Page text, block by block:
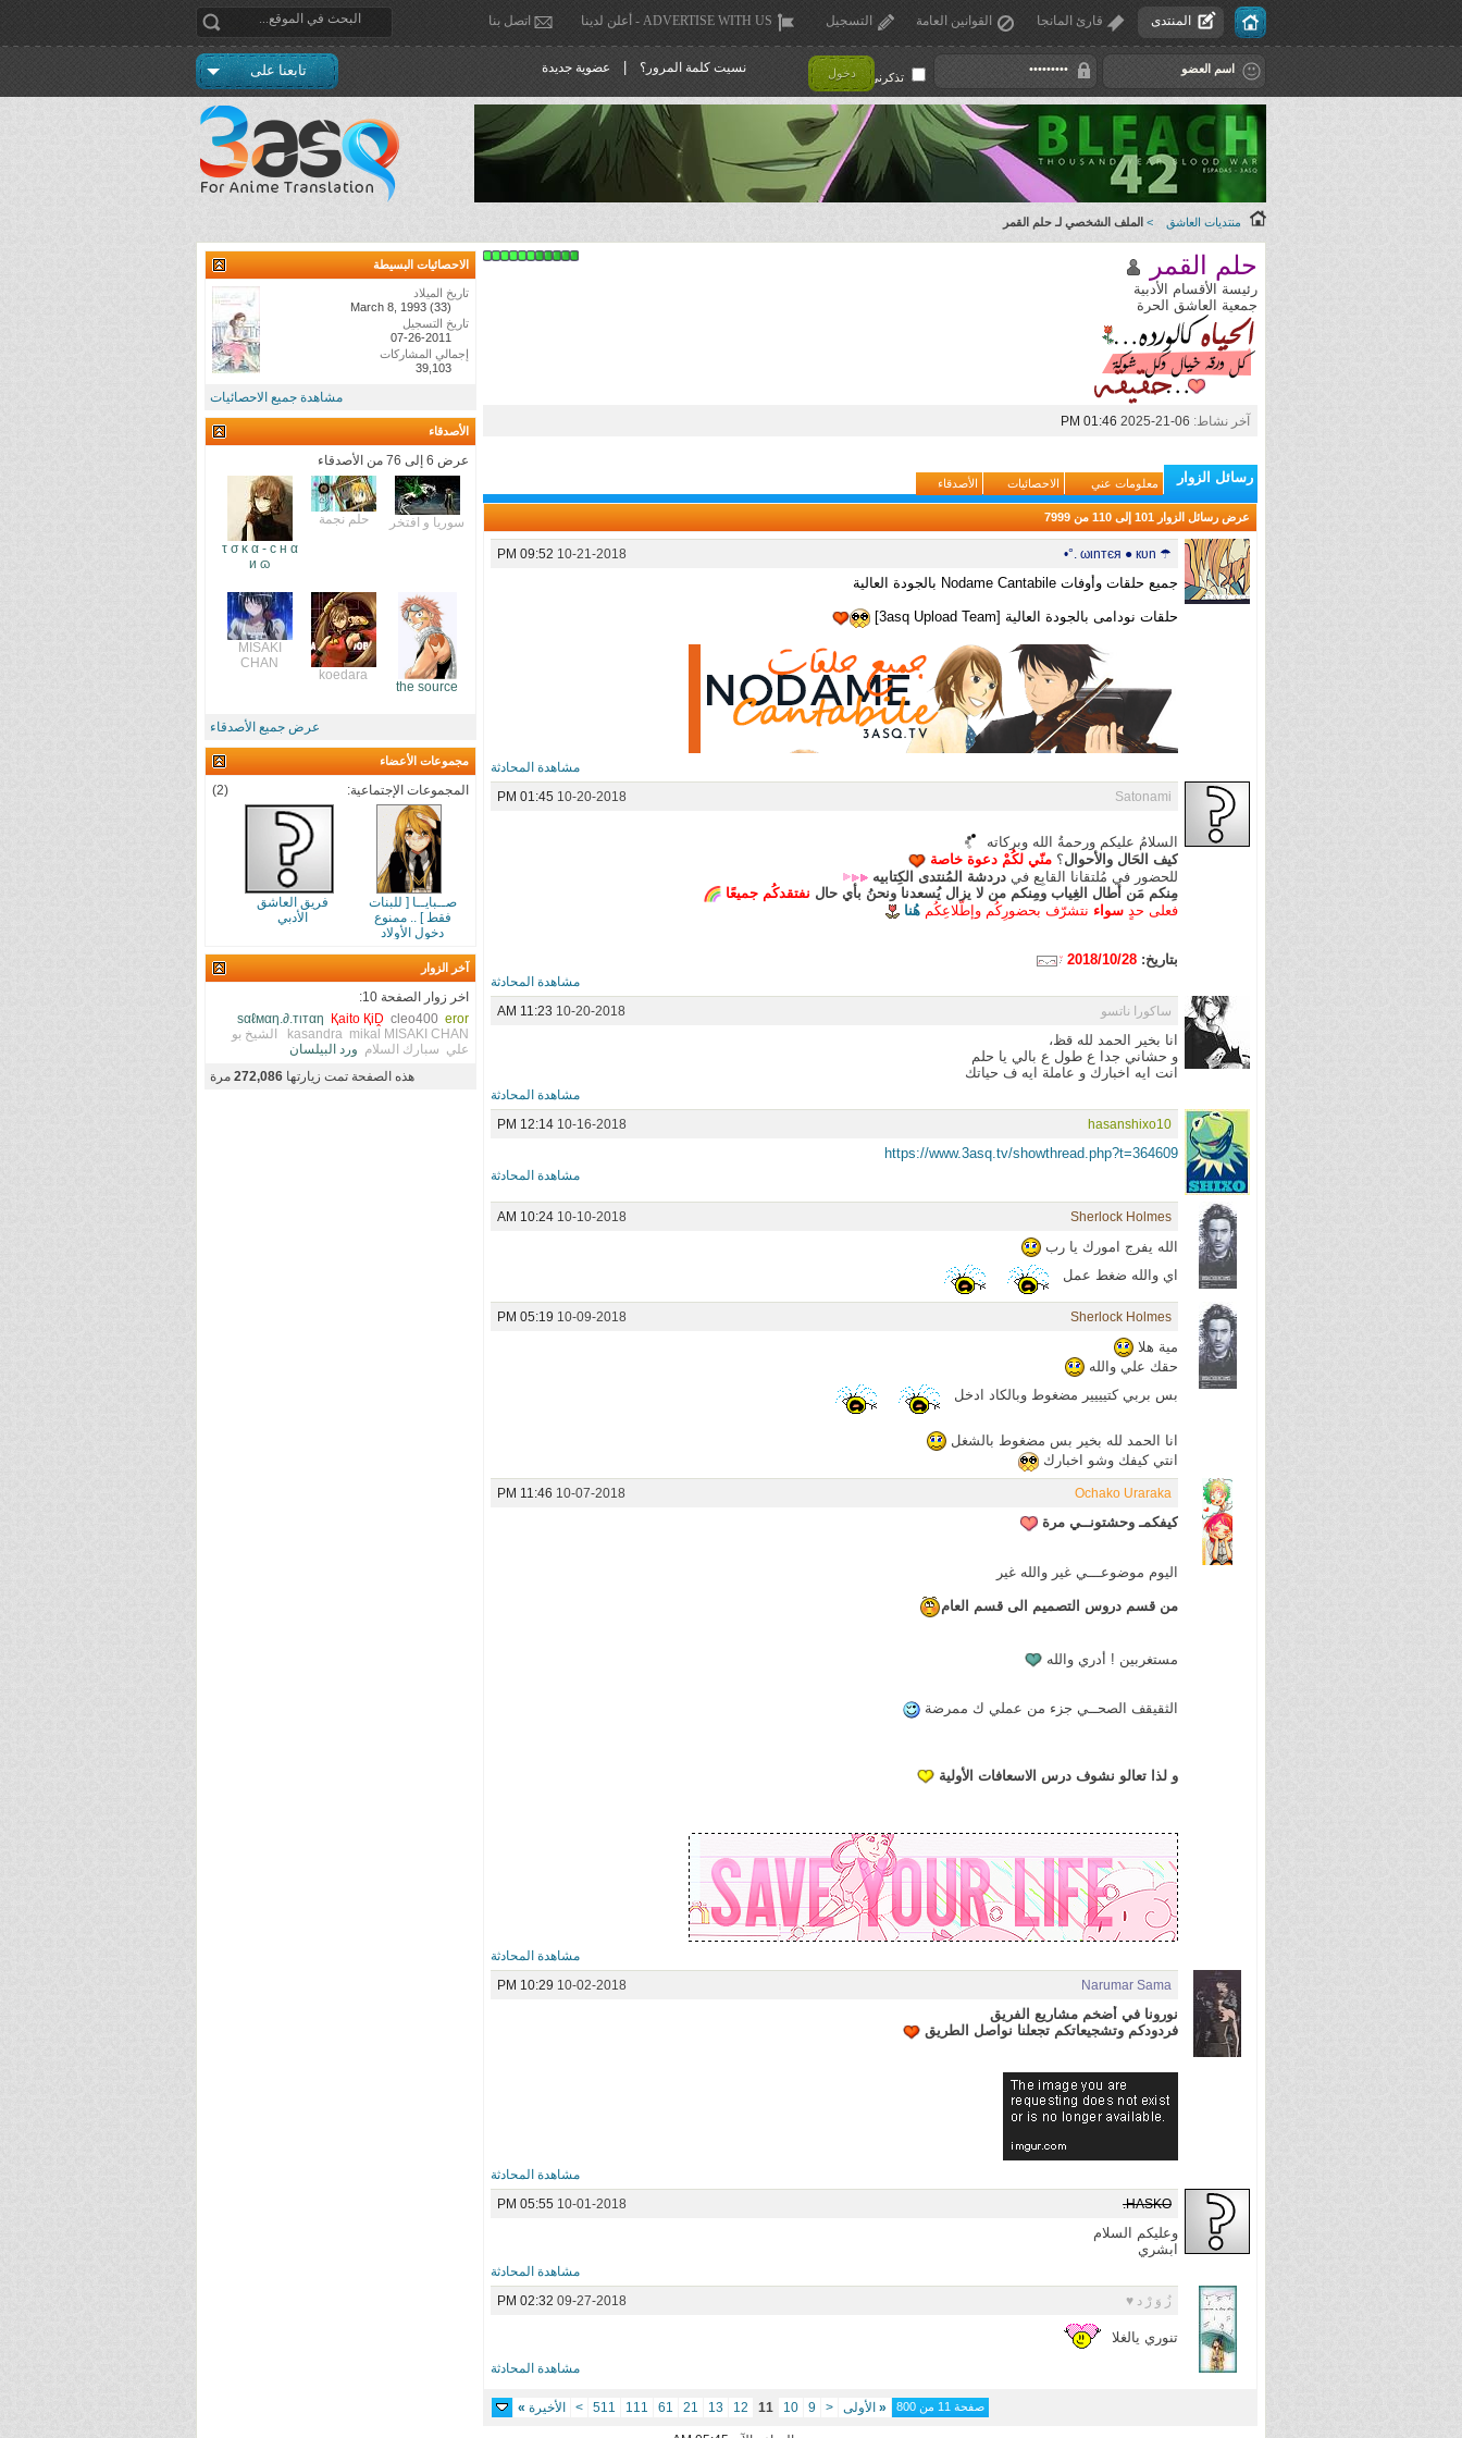
المنتدى قارئ المانجا القوانين العامة التسجيل ADVERTISE WITH US - أعلن لدينا اتصل بنا
تذكرني ! دخول نسيت كلمة المرور؟ عضوية جديدة تابعنا على
منتديات العاشق > الملف الشخصي لـ حلم القمر
حلم القمر
رئيسة الأقسام الأدبية
جمعية العاشق الحرة
آخر نشاط: 01:46 PM
رسائل الزوار معلومات عني الاحصائيات الأصدقاء
عرض رسائل الزوار 101 إلى 110 من 7999
10-21-2018
09:52 PM ☂ ωιnтєя ● кυn .°•
جميع حلقات وأوفات Nodame Cantabile بالجودة العالية
حلقات نودامى بالجودة العالية [3asq Upload Team]
مشاهدة المحادثة
10-20-2018
01:45 PM Satonami
السلامُ عليكم ورحمةُ الله وبركاته
كيف الحَال والأحوال؟ منّي لكُمْ دعوة خاصة
للحضور في مُلتقانا القابِع في دردشة المُنتدى الكِتابيه
مِنكم مَن أطال الغِياب ومِنكم من لا يزال يُسعدنا ونحنُ بأي حال نفتقدكُم جميعًا
فعلى حدٍ سواء نتشرّف بحضورِكُم وإطّلاعِكُم هُنا
بتاريخ: 2018/10/28
مشاهدة المحادثة
10-20-2018
11:23 AM ساكورا ناتسو
انا بخير الحمد لله قظ،
و حشاني جدا ع طول ع بالي يا حلم
انت ايه اخبارك و عاملة ايه ف حياتك
مشاهدة المحادثة
10-16-2018
12:14 PM hasanshixo10
https://www.3asq.tv/showthread.php?t=364609
مشاهدة المحادثة
10-10-2018
10:24 AM Sherlock Holmes
الله يفرج امورك يا رب
اي والله ضغط عمل
10-09-2018
05:19 PM Sherlock Holmes
مية هلا
حقك علي والله
بس بربي كتيييير مضغوط وبالكاد ادخل
انا الحمد لله بخير بس مضغوط بالشغل
انتي كيفك وشو اخبارك
10-07-2018
11:46 PM Ochako Uraraka
كيفكمـ وحشتونــي مرة
اليوم موضوعـــي غير والله غير
من قسم دروس التصميم الى قسم العام
مستغربين ! أدري والله
الثقيقف الصحــي جزء من عملي ك ممرضة
و لذا تعالو نشوف درس الاسعافات الأولية
مشاهدة المحادثة
10-02-2018
10:29 PM Narumar Sama
نورونا في أضخم مشاريع الفريق
فردودكم وتشجيعاتكم تجعلنا نواصل الطريق
مشاهدة المحادثة
10-01-2018
05:55 PM HASKO.
وعليكم السلام
ابشري
مشاهدة المحادثة
09-27-2018
02:32 PM زُ وَ رْ د ♥
تنوري يالغلا
مشاهدة المحادثة
صفحة 11 من 800 « الأولى <
9
10
11
12
13
21
61
111
511
> الأخيرة »
الاحصائيات البسيطة
تاريخ الميلاد
March 8, 1993 (33)
تاريخ التسجيل
07-26-2011
إجمالي المشاركات
39,103
مشاهدة جميع الاحصائيات
الأصدقاء
عرض 6 إلى 76 من الأصدقاء
سوريا و افتخر
حلم نجمة
τ σ ĸ α - c н α
и ɷ
the source
koedara
MISAKI
CHAN
عرض جميع الأصدقاء
مجموعات الأعضاء
(2) المجموعات الإجتماعية:
صــبايــا [ للبنات
فقط ] .. ممنوع
دخول الأولاد
فريق العاشق
الأدبي
آخر الزوار
اخر زوار الصفحة 10:
ѕαℓмαη.∂.тιтαη
Қaito ҚiḒ cleo400 eror
kasandra mikal MISAKI CHAN
الشيخ بو
علي سبارك السلام ورد البيلسان
هذه الصفحة تمت زيارتها 272,086 مرة